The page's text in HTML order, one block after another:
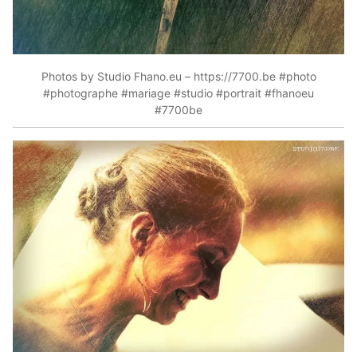
Photos by Studio Fhano.eu – https://7700.be #photo
#photographe #mariage #studio #portrait #fhanoeu
#7700be